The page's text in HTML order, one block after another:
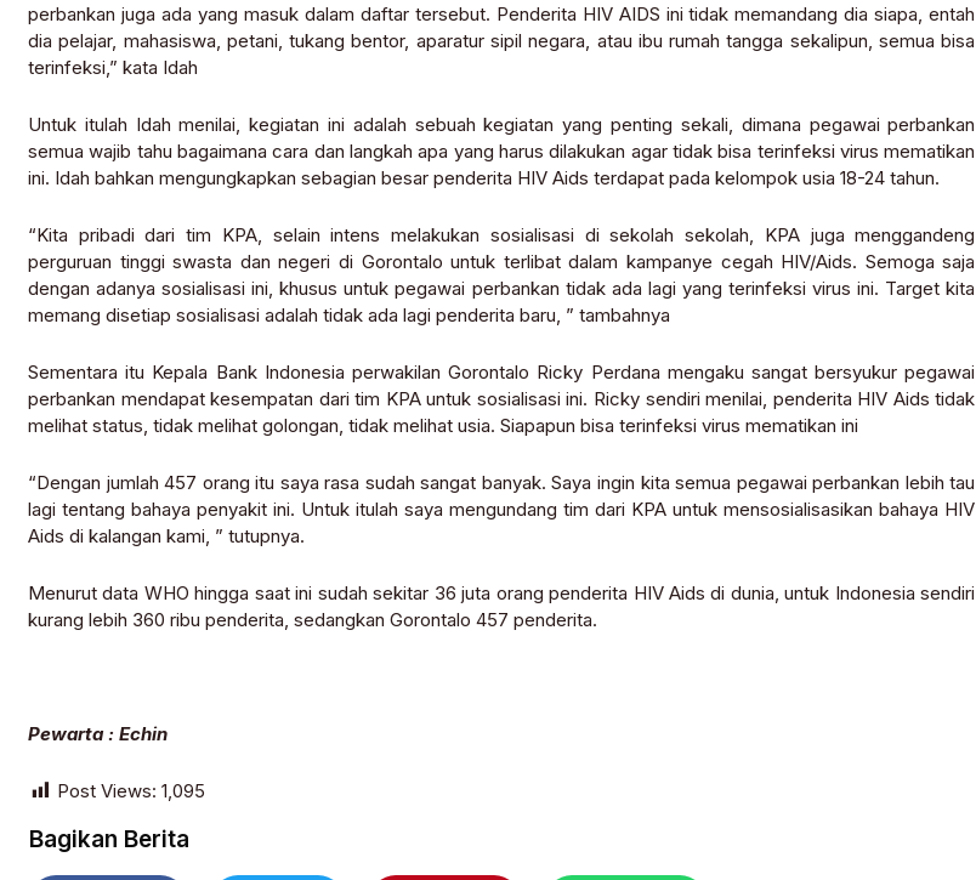
perbankan juga ada yang masuk dalam daftar tersebut. Penderita HIV AIDS ini tidak memandang dia siapa, entah
dia pelajar, mahasiswa, petani, tukang bentor, aparatur sipil negara, atau ibu rumah tangga sekalipun, semua bisa
terinfeksi,” kata Idah
Untuk itulah Idah menilai, kegiatan ini adalah sebuah kegiatan yang penting sekali, dimana pegawai perbankan
semua wajib tahu bagaimana cara dan langkah apa yang harus dilakukan agar tidak bisa terinfeksi virus mematikan
ini. Idah bahkan mengungkapkan sebagian besar penderita HIV Aids terdapat pada kelompok usia 18-24 tahun.
“Kita pribadi dari tim KPA, selain intens melakukan sosialisasi di sekolah sekolah, KPA juga menggandeng
perguruan tinggi swasta dan negeri di Gorontalo untuk terlibat dalam kampanye cegah HIV/Aids. Semoga saja
dengan adanya sosialisasi ini, khusus untuk pegawai perbankan tidak ada lagi yang terinfeksi virus ini. Target kita
memang disetiap sosialisasi adalah tidak ada lagi penderita baru, ” tambahnya
Sementara itu Kepala Bank Indonesia perwakilan Gorontalo Ricky Perdana mengaku sangat bersyukur pegawai
perbankan mendapat kesempatan dari tim KPA untuk sosialisasi ini. Ricky sendiri menilai, penderita HIV Aids tidak
melihat status, tidak melihat golongan, tidak melihat usia. Siapapun bisa terinfeksi virus mematikan ini
“Dengan jumlah 457 orang itu saya rasa sudah sangat banyak. Saya ingin kita semua pegawai perbankan lebih tau
lagi tentang bahaya penyakit ini. Untuk itulah saya mengundang tim dari KPA untuk mensosialisasikan bahaya HIV
Aids di kalangan kami, ” tutupnya.
Menurut data WHO hingga saat ini sudah sekitar 36 juta orang penderita HIV Aids di dunia, untuk Indonesia sendiri
kurang lebih 360 ribu penderita, sedangkan Gorontalo 457 penderita.
Pewarta : Echin
Post Views: 1,095
Bagikan Berita